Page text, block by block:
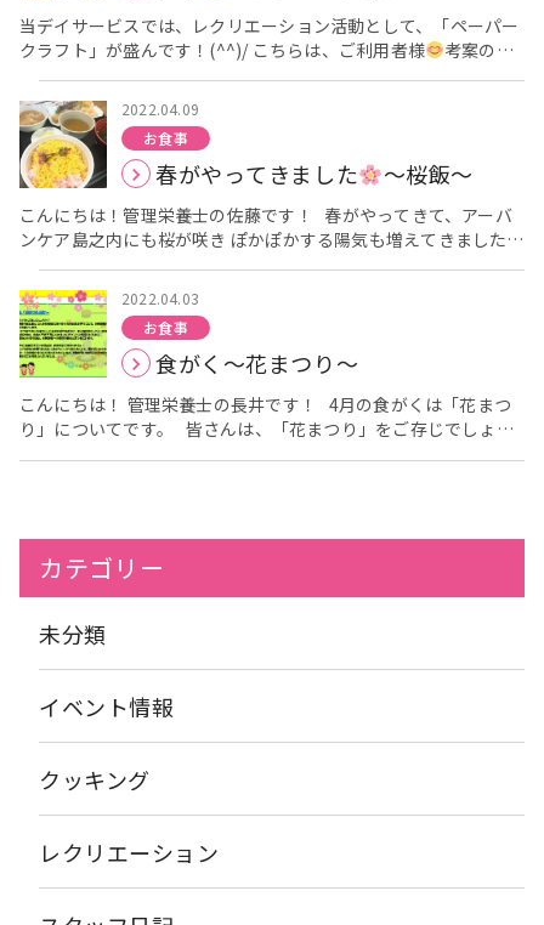
れ方によって様々な味になります。 夏は氷出しや水出しなどでも
おすすめです。低温で抽出すると「お出汁」のような旨味が感じ
られます
ぜひ、色々試して好きなお茶の味を見つけてみて下
さい
く包み込みリラックスさせる 血流の流れを良くして血色のい
い肌色に 【ラベンダー】 気持ちを明るく不眠にも役立つ の
２種類でした！ マッサージの後は記念撮影です！ 皆様お誕生
日おめでとうございます！ とても良い笑顔ですね！ それでは次
回５月誕生日の方のアロマハンドマッサージお楽しみに！
当デイサービスでは、レクリエーション活動として、「ペーパー
クラフト」が盛んです！(^^)/ こちらは、ご利用者様
考案の
「冷やしうどん」！！ 近頃、どんどん気温が上昇してるので
ι(´Д｀υ)ｱﾂｨｰ これからの季節にぴったりですね！！ 大阪名物
といえば！！ (*^▽^*)v「お好み焼き」ですねぇ～
使用されての「大人の塗り絵
て俳句を添えたり、心憎い演出をしてくださるご利用者様
(*^^*) 心温まり
「毛筆習字」も好評です！！ 毎日の献立や、季節に合わせた題
材で・・ 「折り紙」も！！ 皆さま、とても器用です！
(*^▽^*)/ 男性ご利用者様には、「将棋」も人気ですよ！
「ゲ
ームレク」は、以前は毎日行っていましたが・・コロナ感染予防
の為、定期開催となっております・・。 始まったら・・ いつも
大盛り上がりです！！ \(*^▽^*)/ ♬ デイサービスでは、様々
なレクリエーション活動を通して・・ ご利用者様に「今日もアー
ビスを目指し取り組んでおります。(*^^*)
2022.04.09
お食事
春がやってきました ～桜飯～
こんにちは！管理栄養士の佐藤です！ 春がやってきて、アーバ
ンケア島之内にも桜が咲き ぽかぽかする陽気も増えてきましたね
❀ 投稿が遅くなってしまい申し訳ございません
3月30日に桜
の季節になってきたということで アーバンケア島之内の昼食に桜
飯を提供させていただきました
炊き込みご飯のことで優しい味付けがされています。 アーバンケ
ア島之内の桜飯は ほんのりピンク色に炊き、錦糸卵を上にのせて
います
色鮮やかで春を感じる一品なのではないでしょうか✿
ﾃﾞｲｻｰﾋﾞｽの利用者様も喜んで召し上がっておられました
み
なさんとてもいい顔をされておられますね
喜んで頂けて嬉し
いです♡ 朝昼夜と気温差があるので、体調に気をつけてお過
2022.04.03
お食事
食がく～花まつり～
こんにちは！ 管理栄養士の長井です！ 4月の食がくは「花まつ
り」についてです。 皆さんは、「花まつり」をご存じでしょう
とです！ 甘茶って？ 甘茶には「上に立つ者がよい政治を行って
平和な世が訪れると、甘い露が降る」という中国の言い伝えや、
「甘茶は神様の飲み物で、飲むと不老不死になれる」というイン
ドの伝説などがあり、 お釈迦様に甘茶をかける行為は、お釈迦様
への信仰の表れと言われています。 ちなみに、花まつりに使用
されている甘茶は、実はお茶ではないようですΣ（・□・；） ヤ
マアジサイという植物の変種「小甘茶（こあまちゃ）」から作ら
れていて、葉は苦いのですが、発酵させると砂糖の100〜1,000
倍の甘さになると言われています。砂糖がない時代には甘味料と
して非常に重宝され、漢方薬などにも使用されていました。 ノ
ンカロリーでカフェインも含まれていないようなので、減量中の
人や健康志向の人にもおすすめできるお茶ですね。 私も甘茶を飲
んだことがないので、飲んでみたいと思いました！ 飲んだら不老
不死になってしまうでしょうか？ 機会があれば皆さんも飲んでみ
て下さい
カテゴリー
未分類
イベント情報
クッキング
レクリエーション